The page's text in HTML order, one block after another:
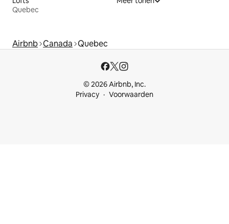
Quebec
Airbnb Canada Quebec
© 2026 Airbnb, Inc.
Privacy
Voorwaarden